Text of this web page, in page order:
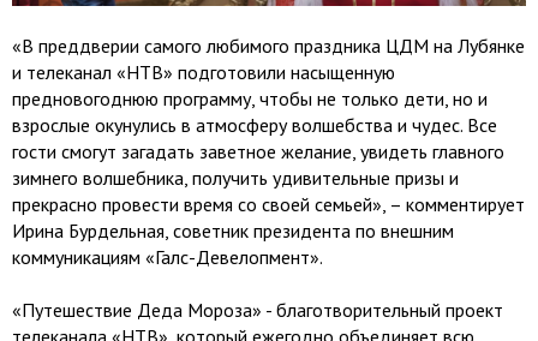
«В преддверии самого любимого праздника ЦДМ на Лубянке
и телеканал «НТВ» подготовили насыщенную
предновогоднюю программу, чтобы не только дети, но и
взрослые окунулись в атмосферу волшебства и чудес. Все
гости смогут загадать заветное желание, увидеть главного
зимнего волшебника, получить удивительные призы и
прекрасно провести время со своей семьей», – комментирует
Ирина Бурдельная, советник президента по внешним
коммуникациям «Галс-Девелопмент».
«Путешествие Деда Мороза» - благотворительный проект